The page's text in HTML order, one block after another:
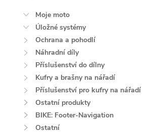
Moje moto
Úložné systémy
Ochrana a pohodlí
Náhradní díly
Příslušenství do dílny
Kufry a brašny na nářadí
Příslušenství pro kufry na nářadí
Ostatní produkty
BIKE: Footer-Navigation
Ostatní